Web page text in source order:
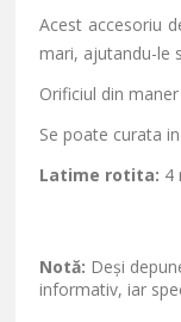
Acest accesoriu
mari, ajutandu-le
Orificiul din
Se poate curata
Latime rotita: 4
Notă: Deși
informativ, iar